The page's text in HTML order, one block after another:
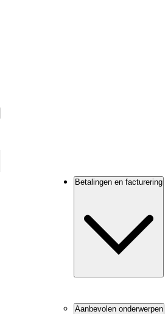
Betalingen en facturering
Aanbevolen onderwerpen